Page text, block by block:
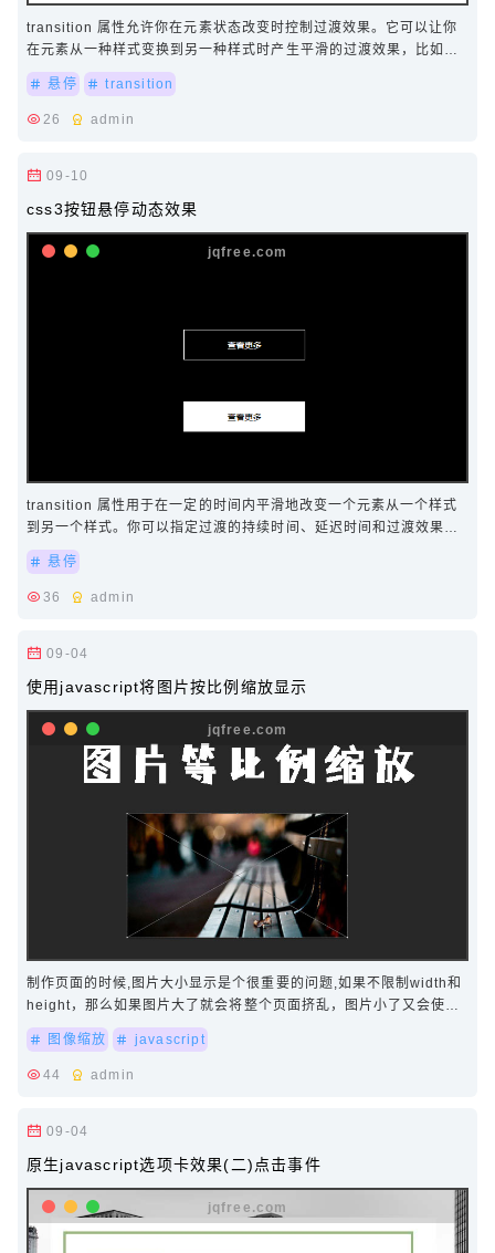
transition 属性允许你在元素状态改变时控制过渡效果。它可以让你
在元素从一种样式变换到另一种样式时产生平滑的过渡效果，比如从
一种颜色渐变到另一种颜色，或者…
悬停 transition
26 admin
09-10
css3按钮悬停动态效果
transition 属性用于在一定的时间内平滑地改变一个元素从一个样式
到另一个样式。你可以指定过渡的持续时间、延迟时间和过渡效果的
速度曲线。 属性值： transition…
悬停
36 admin
09-04
使用javascript将图片按比例缩放显示
制作页面的时候,图片大小显示是个很重要的问题,如果不限制width和
height，那么如果图片大了就会将整个页面挤乱，图片小了又会使图
片失真。本页面分享一个方法可以…
图像缩放 javascript
44 admin
09-04
原生javascript选项卡效果(二)点击事件